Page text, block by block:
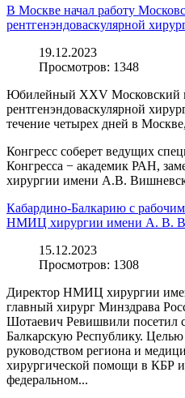
В Москве начал работу
рентгенэндоваскулярной
19.12.2023
Просмотров: 1348
Юбилейный XXV Московский
рентгенэндоваскулярной
течение четырех дней в
Конгресс соберет ведущих
Конгресса − академик РАН,
хирургии имени А.В.
Кабардино-Балкарию с
НМИЦ хирургии имени А. В.
15.12.2023
Просмотров: 1308
Директор НМИЦ хирургии
главный хирург Минздрава
Шотаевич Ревишвили посетил
Балкарскую Республику. Целью
руководством региона и
хирургической помощи в КБР
федеральном...